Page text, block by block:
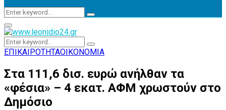
Search
Search
Primary
Menu
Search
for:
Search
ΕΠΙΚΑΙΡΟΤΗΤΑΟΙΚΟΝΟΜΙΑ
Στα 111,6 δισ. ευρώ ανήλθαν τα
«φέσια» – 4 εκατ. ΑΦΜ χρωστούν στο
Δημόσιο